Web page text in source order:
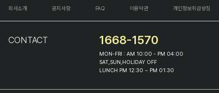
회사소개 공지사항 FAQ 이용약관 개인정보취급방침
CONTACT 1668-1570
MON-FRI : AM 10:00 - PM 04:00
SAT,SUN,HOLIDAY OFF
LUNCH PM 12:30 ~ PM 01:30